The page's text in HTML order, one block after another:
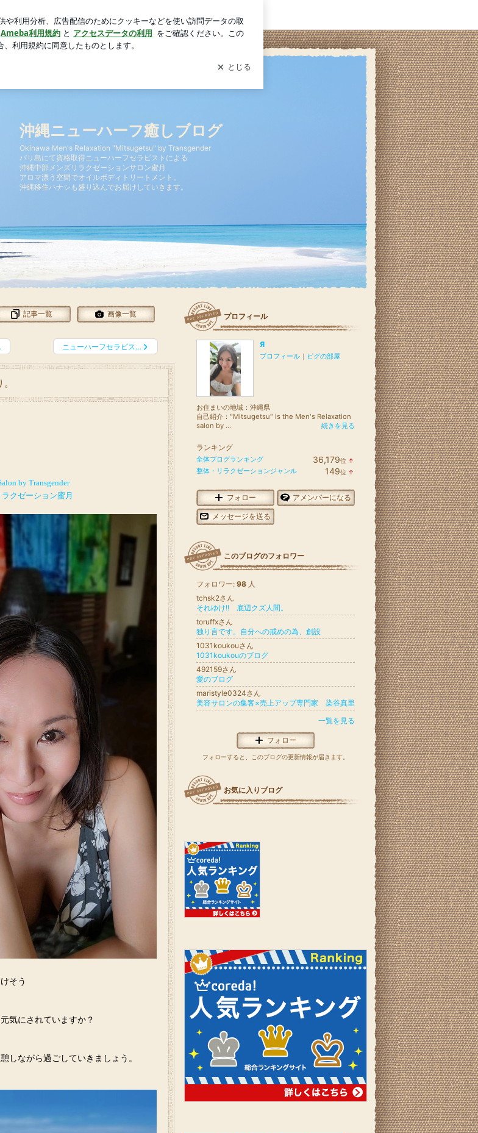
ログイン
沖縄ニューハーフ癒しブログ
Okinawa Men's Relaxation "Mitsugetsu" by Transgender
バリ島にて資格取得ニューハーフセラピストによる
沖縄中部メンズリラクゼーションサロン蜜月
アロマ漂う空間でオイルボディトリートメント。
沖縄移住ハナシも盛り込んでお届けしていきます。
記事一覧 画像一覧
ニューハーフセラピス…
by Transgender
クゼーション蜜月
そう
気にされていますか？
しながら過ごしていきましょう。
プロフィール
Я
プロフィール ｜ ピグの部屋
お住まいの地域： 沖縄県
自己紹介："Mitsugetsu" is the Men's Relaxation
salon by ...
続きを見る
ランキング
全体ブログランキング 36,179位 ↑
ン
整体・リラクゼーションジャンル 149位 ↑
ン
フォロー アメンバーになる
メッセージを送る
このブログのフォロワー
フォロワー: 98 人
tchsk2さん
それゆけ!! 底辺クズ人間。
toruffxさん
独り言です。自分への戒めの為、創設
1031koukouさん
1031koukouのブログ
492159さん
愛のブログ
maristyle0324さん
美容サロンの集客×売上アップ専門家 染谷真里
一覧を見る
フォロー
フォローすると、このブログの更新情報が届きます。
お気に入りブログ